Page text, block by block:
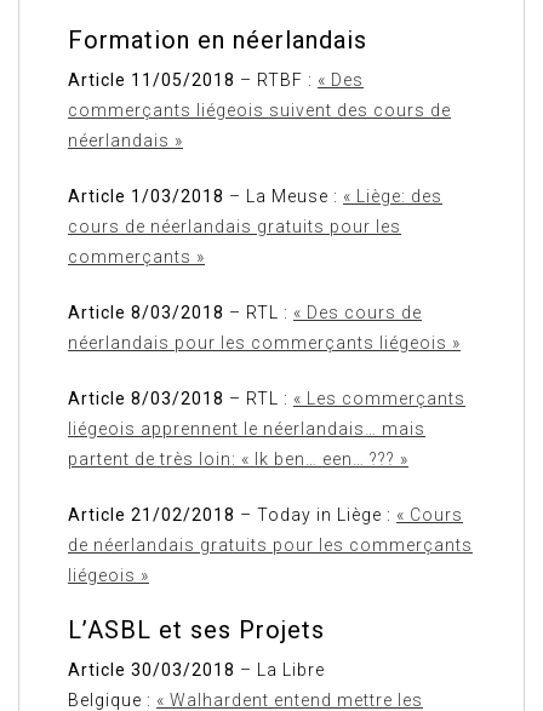
Formation en néerlandais
Article 11/05/2018 – RTBF : « Des
commerçants liégeois suivent des cours de
néerlandais »
Article 1/03/2018 – La Meuse : « Liège: des
cours de néerlandais gratuits pour les
commerçants »
Article 8/03/2018 – RTL : « Des cours de
néerlandais pour les commerçants liégeois »
Article 8/03/2018 – RTL : « Les commerçants
liégeois apprennent le néerlandais… mais
partent de très loin: « Ik ben… een… ??? »
Article 21/02/2018 – Today in Liège : « Cours
de néerlandais gratuits pour les commerçants
liégeois »
L’ASBL et ses Projets
Article 30/03/2018 – La Libre
Belgique : « Walhardent entend mettre les